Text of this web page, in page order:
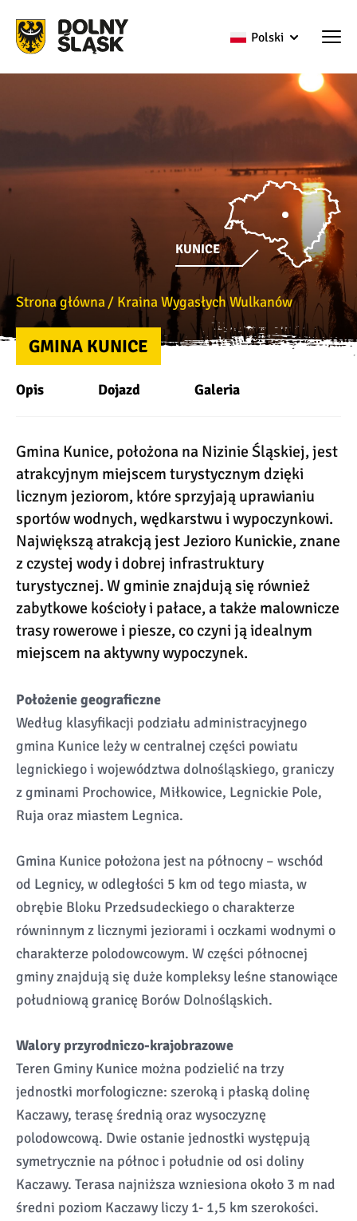
Polski
Strona główna Kraina Wygasłych Wulkanów
GMINA KUNICE
KUNICE
Opis Dojazd Galeria
Gmina Kunice, położona na Nizinie Śląskiej, jest
atrakcyjnym miejscem turystycznym dzięki
licznym jeziorom, które sprzyjają uprawianiu
sportów wodnych, wędkarstwu i wypoczynkowi.
Największą atrakcją jest Jezioro Kunickie, znane
z czystej wody i dobrej infrastruktury
turystycznej. W gminie znajdują się również
zabytkowe kościoły i pałace, a także malownicze
trasy rowerowe i piesze, co czyni ją idealnym
miejscem na aktywny wypoczynek.
Położenie geograficzne
Według klasyfikacji podziału administracyjnego
gmina Kunice leży w centralnej części powiatu
legnickiego i województwa dolnośląskiego, graniczy
z gminami Prochowice, Miłkowice, Legnickie Pole,
Ruja oraz miastem Legnica.
Gmina Kunice położona jest na północny – wschód
od Legnicy, w odległości 5 km od tego miasta, w
obrębie Bloku Przedsudeckiego o charakterze
równinnym z licznymi jeziorami i oczkami wodnymi o
charakterze polodowcowym. W części północnej
gminy znajdują się duże kompleksy leśne stanowiące
południową granicę Borów Dolnośląskich.
Walory przyrodniczo-krajobrazowe
Teren Gminy Kunice można podzielić na trzy
jednostki morfologiczne: szeroką i płaską dolinę
Kaczawy, terasę średnią oraz wysoczyznę
polodowcową. Dwie ostanie jednostki występują
symetrycznie na północ i południe od osi doliny
Kaczawy. Terasa najniższa wzniesiona około 3 m nad
średni poziom Kaczawy liczy 1- 1,5 km szerokości.